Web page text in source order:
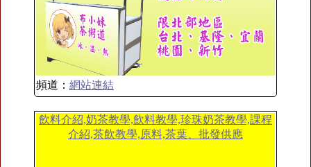
頻道： 網站連結
飲料介紹,奶茶教學,飲料教學,珍珠奶茶教學,課程
介紹,茶飲教學,原料,茶葉、批發供應